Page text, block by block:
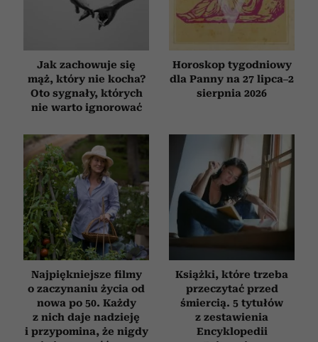
Jak zachowuje się
mąż, który nie kocha?
Oto sygnały, których
nie warto ignorować
Horoskop tygodniowy
dla Panny na 27 lipca–2
sierpnia 2026
Najpiękniejsze filmy
o zaczynaniu życia od
nowa po 50. Każdy
z nich daje nadzieję
i przypomina, że nigdy
Książki, które trzeba
przeczytać przed
śmiercią. 5 tytułów
z zestawienia
Encyklopedii